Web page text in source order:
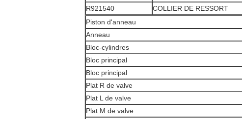
R921540
COLLIER DE RESSORT
Piston d'anneau
Anneau
Bloc-cylindres
Bloc principal
Bloc principal
Plat R de valve
Plat L de valve
Plat M de valve